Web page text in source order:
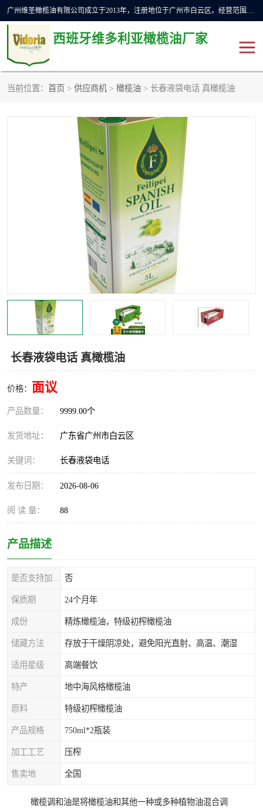
广州维圣橄榄油有限公司成立于2013年，注册地位于广州市白云区。经营范围包括饲料原料销售;畜牧渔业饲料销售;化妆品批发;贸易经纪;食品进出口等，主要产品有：橄榄果渣油，橄榄油，纯橄榄油等。
西班牙维多利亚橄榄油厂家
当前位置： 首页 > 供应商机 > 橄榄油 > 长春液袋电话 真橄榄油
长春液袋电话 真橄榄油
价格： 面议
产品数量： 9999.00个
发货地址： 广东省广州市白云区
关键词： 长春液袋电话
发布日期： 2026-08-06
阅 读 量： 88
产品描述
否
保质期 24个月年
成份 精炼橄榄油，特级初榨橄榄油
储藏方法 存放于干燥阴凉处，避免阳光直射、高温、潮湿
适用星级 高端餐饮
特产 地中海风格橄榄油
原料 特级初榨橄榄油
产品规格 750ml*2瓶装
加工工艺 压榨
售卖地 全国
橄榄调和油是将橄榄油和其他一种或多种植物油混合调
特级初榨橄榄油
精炼橄榄油